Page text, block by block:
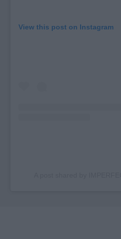
View this post on Instagram